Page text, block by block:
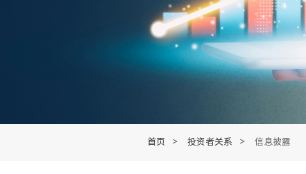
首页 > 投资者关系 > 信息披露